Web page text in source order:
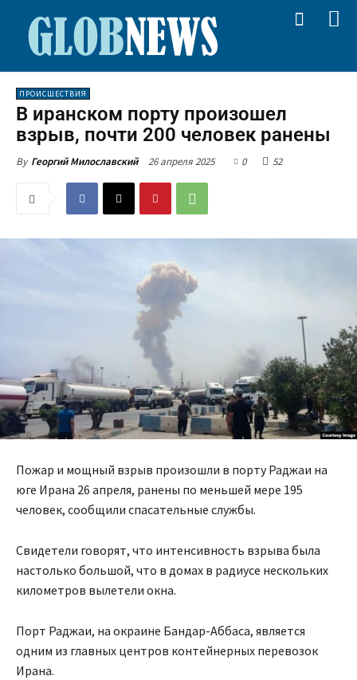
ПРОИСШЕСТВИЯ
В иранском порту произошел
взрыв, почти 200 человек ранены
By Георгий Милославский 26 апреля 2025 0 52
Пожар и мощный взрыв произошли в порту Раджаи на
юге Ирана 26 апреля, ранены по меньшей мере 195
человек, сообщили спасательные службы.
Свидетели говорят, что интенсивность взрыва была
настолько большой, что в домах в радиусе нескольких
километров вылетели окна.
Порт Раджаи, на окраине Бандар-Аббаса, является
одним из главных центров контейнерных перевозок
Ирана.